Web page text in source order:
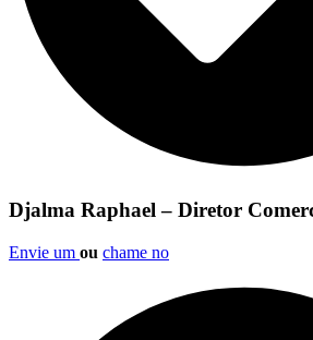
Djalma Raphael – Diretor
Envie um ou chame no